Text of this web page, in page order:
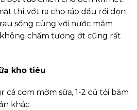
thì vớt ra cho ráo dầu rồi dọn
sống cùng với nước mắm
chấm tương ớt cũng rất
kho tiêu
cá cơm mờm sữa, 1-2 củ tỏi băm
khác